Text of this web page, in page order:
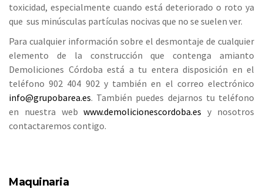
toxicidad, especialmente cuando está deteriorado o roto ya
que sus minúsculas partículas nocivas que no se suelen ver.
Para cualquier información sobre el desmontaje de cualquier
elemento de la construcción que contenga amianto
Demoliciones Córdoba está a tu entera disposición en el
teléfono 902 404 902 y también en el correo electrónico
info@grupobarea.es. También puedes dejarnos tu teléfono
en nuestra webwww.demolicionescordoba.es y nosotros
contactaremos contigo.
Maquinaria